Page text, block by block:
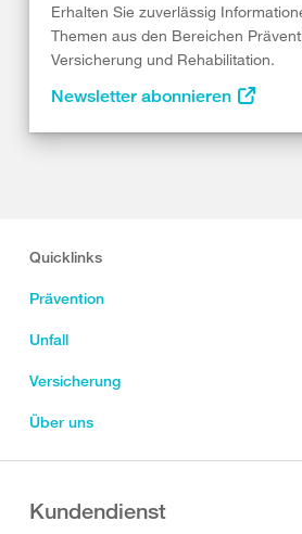
Erhalten Sie zuverlässig
Themen aus den Bereichen
Versicherung und Rehabilitation.
Newsletter abonnieren
Quicklinks
Prävention
Unfall
Versicherung
Über uns
Kundendienst